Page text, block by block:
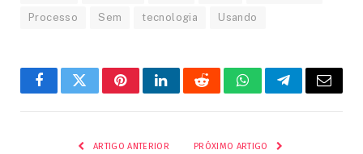
Processo Sem tecnologia Usando
FacebookTwitterPinterestLinkedInRedditWhatsAppTelegrama
E-
ARTIGO ANTERIOR PRÓXIMO ARTIGO